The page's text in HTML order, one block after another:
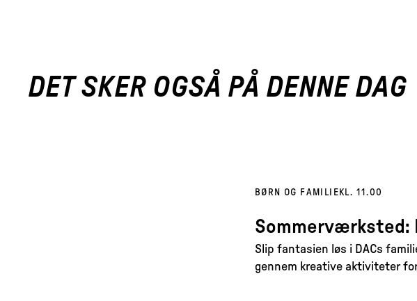
DET SKER OGSÅ PÅ DENNE DAG
BØRN OG FAMILIE KL. 11.00
Sommerværksted:
Slip fantasien løs i DACs
gennem kreative aktiviteter